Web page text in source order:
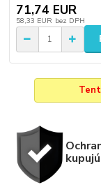
71,74 EUR
58,33 EUR bez DPH